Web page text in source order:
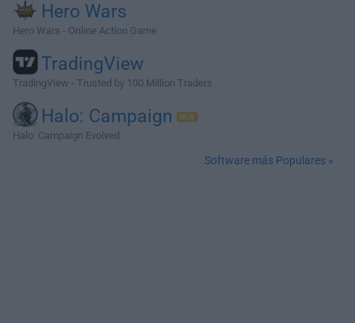
Hero Wars
Hero Wars - Online Action Game
TradingView
TradingView - Trusted by 100 Million Traders
Halo: Campaign
Halo: Campaign Evolved
Software más Populares »